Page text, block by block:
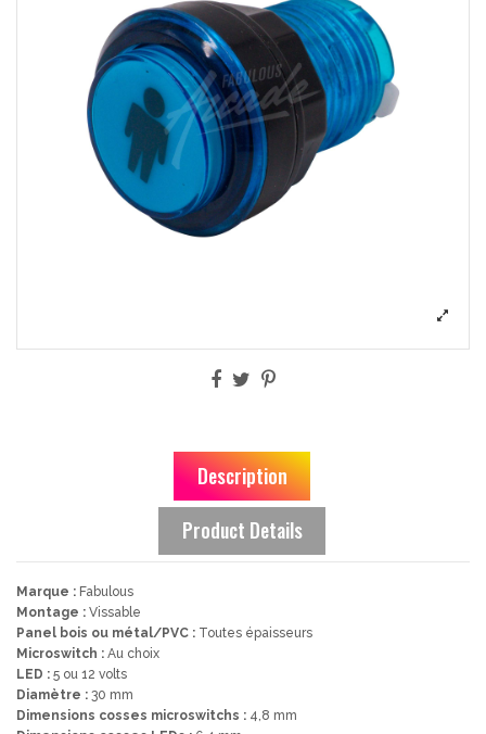
Description
Product Details
Marque : Fabulous
Montage : Vissable
Panel bois ou métal/PVC : Toutes épaisseurs
Microswitch : Au choix
LED : 5 ou 12 volts
Diamètre : 30 mm
Dimensions cosses microswitchs : 4,8 mm